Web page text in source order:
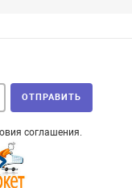
соглашения.
ОТПРАВИТЬ